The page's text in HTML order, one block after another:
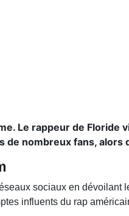
Le rappeur de Floride
de nombreux fans,
sociaux en dévoilant
influents du rap